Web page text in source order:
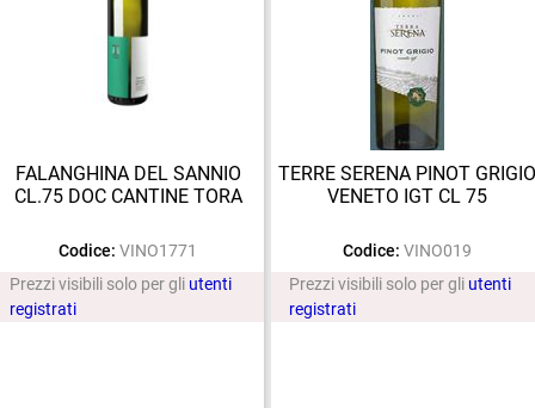
FALANGHINA DEL SANNIO
CL.75 DOC CANTINE TORA
Codice: VINO1771
Prezzi visibili solo per gli utenti
registrati
TERRE SERENA PINOT GRIGIO
VENETO IGT CL 75
Codice: VINO019
Prezzi visibili solo per gli utenti
registrati